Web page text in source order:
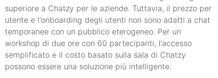
superiore a Chatzy per le aziende. Tuttavia, il prezzo per
utente e l'onboarding degli utenti non sono adatti a chat
temporanee con un pubblico eterogeneo. Per un
workshop di due ore con 60 partecipanti, l'accesso
semplificato e il costo basato sulla sala di Chatzy
possono essere una soluzione più intelligente.